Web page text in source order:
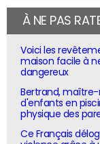
À NE PAS
Voici les
maison facile à
dangereux
Bertrand, maître-
d'enfants en
physique des
Ce Français